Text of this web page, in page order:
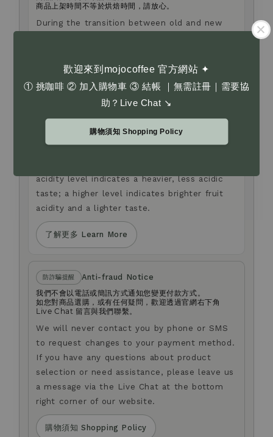
歡迎來到mojocoffee 官方網站 ✦
① 挑咖啡 ② 加入購物車 ③ 結帳 ｜無需註冊｜需要協
助？Live Chat ↘
購物須知 Shopping Policy
商品上架時間不等於烘焙時間，請放心。
During the transition between old and new
for your understanding.
Listing time does not equal roasting time.
酸度指標
酸度指標並非烘焙度。酸度越低，口感越沈穩厚實且不酸；
酸度越高，果酸感更明顯、風味更清爽。
acidity level indicates a heavier, less acidic
taste; a higher level indicates brighter fruit
acidity and a lighter taste.
了解更多 Learn More
防詐騙提醒
Anti-fraud Notice
我們不會以電話或簡訊方式通知您變更付款方式。
如您對商品選購，或有任何疑問，歡迎透過官網右下角
Live Chat 留言與我們聯繫。
We will never contact you by phone or SMS
to request changes to your payment method.
If you have any questions about product
selection or need assistance, please leave us
a message via the Live Chat at the bottom
right corner of our website.
購物須知 Shopping Policy